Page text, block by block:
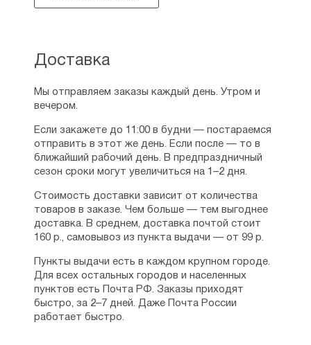
Доставка
Мы отправляем заказы каждый день. Утром и
вечером.
Если закажете до 11:00 в будни — постараемся
отправить в этот же день. Если после — то в
ближайший рабочий день. В предпраздничный
сезон сроки могут увеличиться на 1–2 дня.
Стоимость доставки зависит от количества
товаров в заказе. Чем больше — тем выгоднее
доставка. В среднем, доставка почтой стоит
160 р., самовывоз из пункта выдачи — от 99 р.
Пункты выдачи есть в каждом крупном городе.
Для всех остальных городов и населенных
пунктов есть Почта РФ. Заказы приходят
быстро, за 2–7 дней. Даже Почта России
работает быстро.